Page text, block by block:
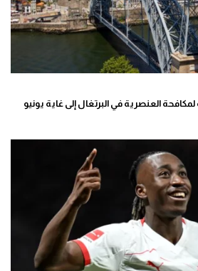
العنصرية في البرتغال إلى غاية يونيو